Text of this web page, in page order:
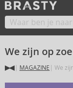
We zijn op
MAGAZINE We